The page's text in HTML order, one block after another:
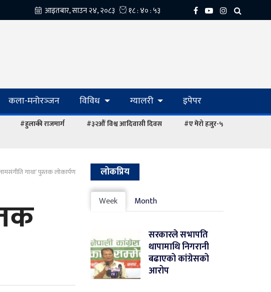
कला-मनोरञ्‍जन विविध ग्यालरी इपेपर
#हुलाकी राजमार्ग #३२औं विश्व आदिवासी दिवस
#ए मेरो हजुर-५
नामसंगीति गाथा’ पुस्तक लोकार्पण लोकप्रिय
Week Month
सरकारले सभापति
थापामाथि निगरानी
बढाएको कांग्रेसको
आरोप